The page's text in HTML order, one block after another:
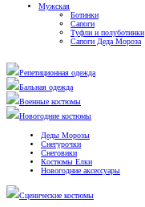
Мужская
Ботинки
Сапоги
Туфли и полуботинки
Сапоги Деда Мороза
Репетиционная одежда
Бальная одежда
Военные костюмы
Новогодние костюмы
Деды Морозы
Снегурочки
Снеговики
Костюмы Елки
Новогодние аксессуары
Сценические костюмы